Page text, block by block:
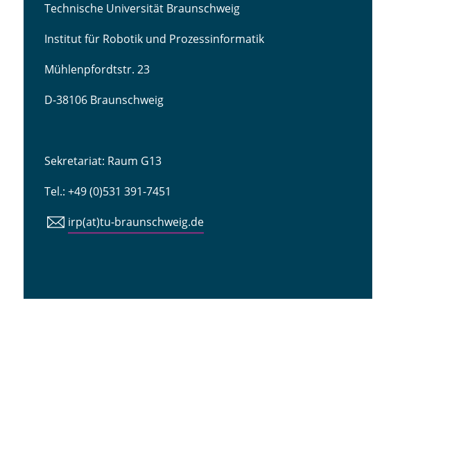
Technische Universität Braunschweig
Institut für Robotik und Prozessinformatik
Mühlenpfordtstr. 23
D-38106 Braunschweig
Sekretariat: Raum G13
Tel.: +49 (0)531 391-7451
irp(at)tu-braunschweig.de